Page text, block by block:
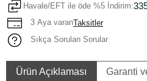
Havale/EFT ile öde %5 İndirim:
3 Aya varanTaksitler
Sıkça Sorulan Sorular
Ürün Açıklaması Garanti